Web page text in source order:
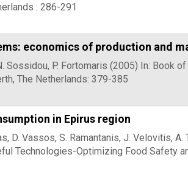
: 286-291
economics of production and
Sossidou, P. Fortomaris (2005) In: Book
The Netherlands: 379-385
in Epirus region
D. Vassos, S. Ramantanis, J. Velovitis,
Technologies-Optimizing Food Safety